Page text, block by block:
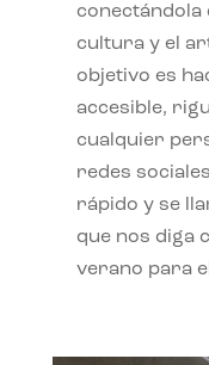
conectándola
cultura y el
objetivo es
accesible,
cualquier
redes
rápido y se
que nos diga
verano para